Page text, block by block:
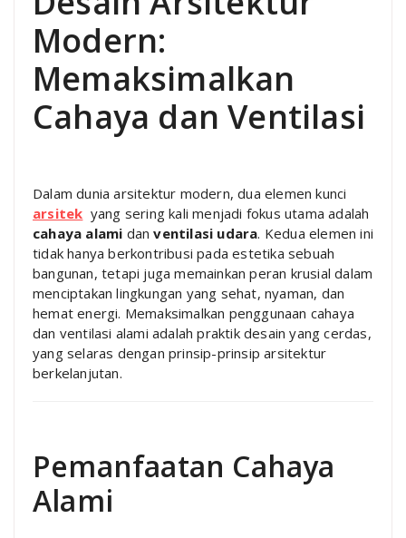
Modern:
Memaksimalkan
Cahaya dan Ventilasi
Dalam dunia arsitektur modern, dua elemen kunci
arsitek yang sering kali menjadi fokus utama adalah
cahaya alami danventilasi udara. Kedua elemen ini
tidak hanya berkontribusi pada estetika sebuah
bangunan, tetapi juga memainkan peran krusial dalam
menciptakan lingkungan yang sehat, nyaman, dan
hemat energi. Memaksimalkan penggunaan cahaya
dan ventilasi alami adalah praktik desain yang cerdas,
yang selaras dengan prinsip-prinsip arsitektur
berkelanjutan.
Pemanfaatan Cahaya
Alami